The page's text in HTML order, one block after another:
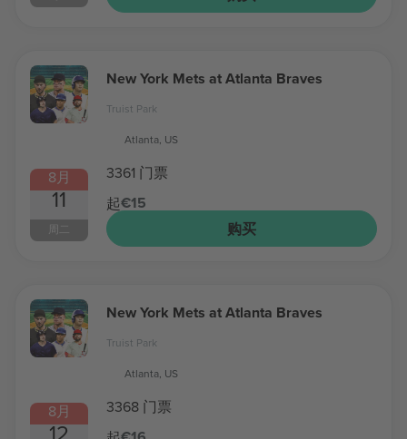
8月
11
周二
New York Mets at Atlanta Braves
Truist Park
Atlanta, US
3361 门票
起€15
购买
8月
12
New York Mets at Atlanta Braves
Truist Park
Atlanta, US
3368 门票